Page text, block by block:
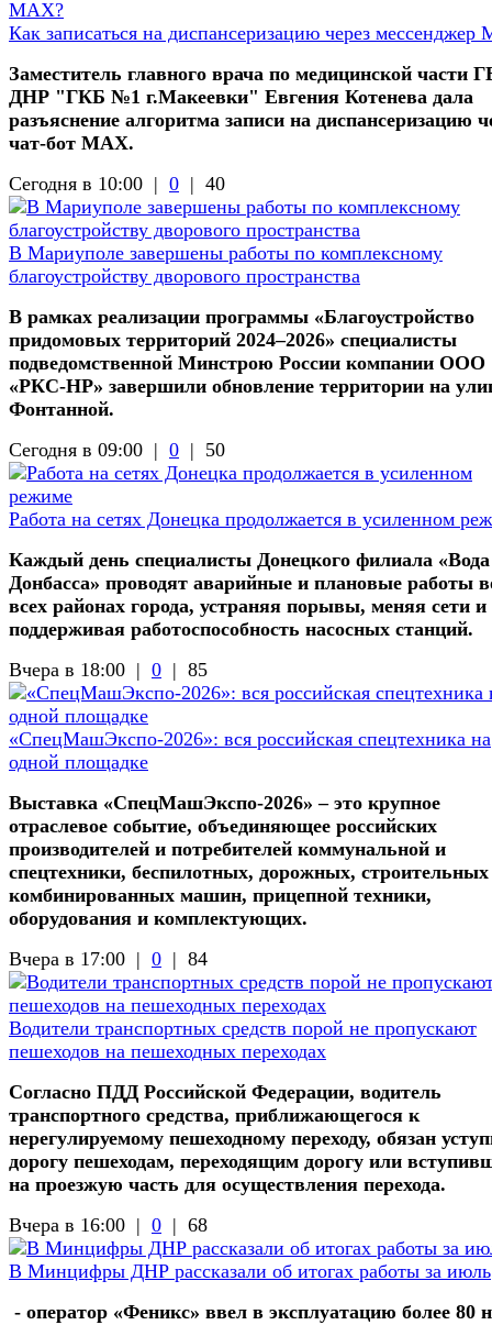
Как записаться на диспансеризацию через
Заместитель главного врача по медицинской части
ДНР "ГКБ №1 г.Макеевки" Евгения Котенева дала
разъяснение алгоритма записи на диспансеризацию
чат-бот МАХ.
Сегодня в 10:00 | 0 | 40
В Мариуполе завершены работы по комплексному
благоустройству дворового пространства
В рамках реализации программы «Благоустройство
придомовых территорий 2024–2026» специалисты
подведомственной Минстрою России компании ООО
«РКС-НР» завершили обновление территории на
Фонтанной.
Сегодня в 09:00 | 0 | 50
Работа на сетях Донецка продолжается в усиленном
Каждый день специалисты Донецкого филиала «Вода
Донбасса» проводят аварийные и плановые работы
всех районах города, устраняя порывы, меняя сети и
поддерживая работоспособность насосных станций.
Вчера в 18:00 | 0 | 85
«СпецМашЭкспо-2026»: вся российская спецтехника на
одной площадке
Выставка «СпецМашЭкспо-2026» – это крупное
отраслевое событие, объединяющее российских
производителей и потребителей коммунальной и
спецтехники, беспилотных, дорожных,
комбинированных машин, прицепной техники,
оборудования и комплектующих.
Вчера в 17:00 | 0 | 84
Водители транспортных средств порой не пропускают
пешеходов на пешеходных переходах
Согласно ПДД Российской Федерации, водитель
транспортного средства, приближающегося к
нерегулируемому пешеходному переходу, обязан
дорогу пешеходам, переходящим дорогу или
на проезжую часть для осуществления перехода.
Вчера в 16:00 | 0 | 68
В Минцифры ДНР рассказали об итогах работы за июль
- оператор «Феникс» ввел в эксплуатацию более 80